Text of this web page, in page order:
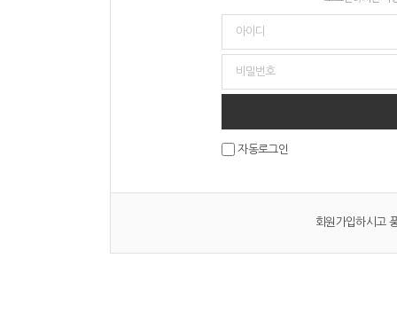
자동로그인
회원가입하시고